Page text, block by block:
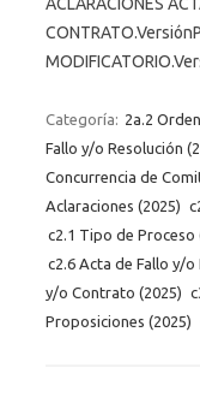
Categoría: 2a.2
Fallo y/o Resolución
Concurrencia de
Aclaraciones (2025)
c2.1 Tipo de Proceso
c2.6 Acta de Fallo y/o
y/o Contrato (2025)
Proposiciones (2025)